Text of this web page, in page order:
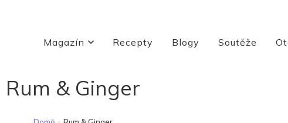
Magazín Recepty Blogy Soutěže
Rum & Ginger